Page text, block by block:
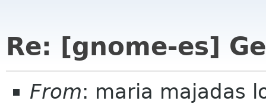
Re: [gnome-es]
From: maria majadas